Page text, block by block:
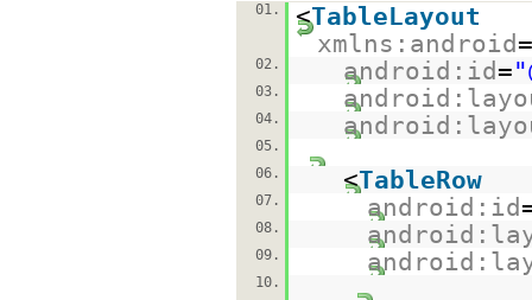
01. <TableLayout
xmlns:android=
02. android:id=
03.
04.
05.
06.
<TableRow
07. android:id
08.
09.
10.